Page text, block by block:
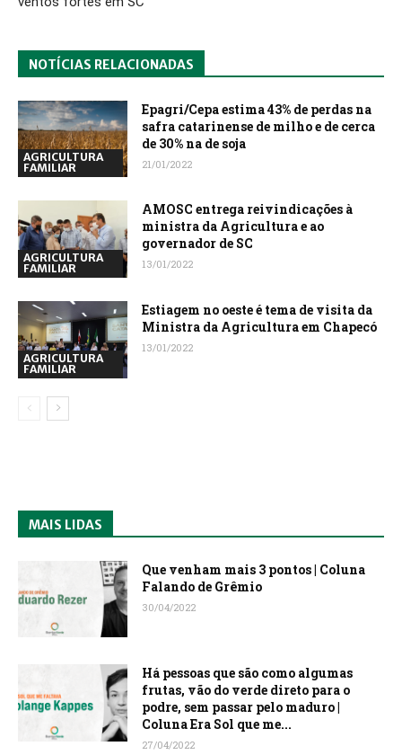
NOTÍCIAS RELACIONADAS
AGRICULTURA
FAMILIAR
Epagri/Cepa estima 43% de perdas na
safra catarinense de milho e de cerca
de 30% na de soja
21/01/2022
AGRICULTURA
FAMILIAR
AMOSC entrega reivindicações à
ministra da Agricultura e ao
governador de SC
13/01/2022
AGRICULTURA
FAMILIAR
Estiagem no oeste é tema de visita da
Ministra da Agricultura em Chapecó
13/01/2022
MAIS LIDAS
Que venham mais 3 pontos | Coluna
Falando de Grêmio
30/04/2022
Há pessoas que são como algumas
frutas, vão do verde direto para o
podre, sem passar pelo maduro |
Coluna Era Sol que me...
27/04/2022